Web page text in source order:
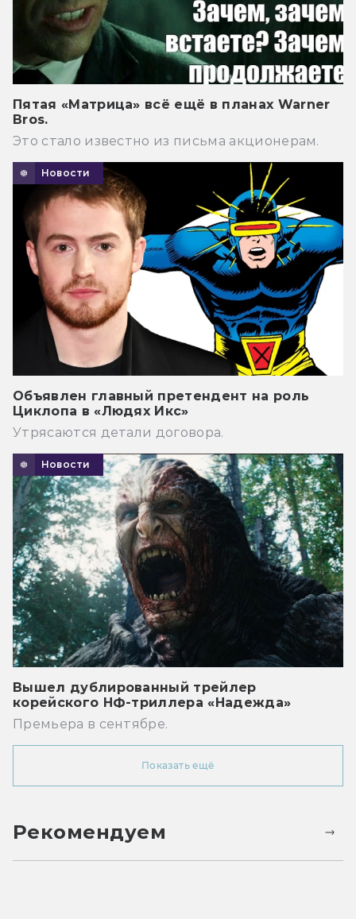
Пятая «Матрица» всё ещё в планах Warner
Bros.
Это стало известно из письма акционерам.
Новости
Объявлен главный претендент на роль
Циклопа в «Людях Икс»
Утрясаются детали договора.
Новости
Вышел дублированный трейлер
корейского НФ-триллера «Надежда»
Премьера в сентябре.
Показать ещё
Рекомендуем